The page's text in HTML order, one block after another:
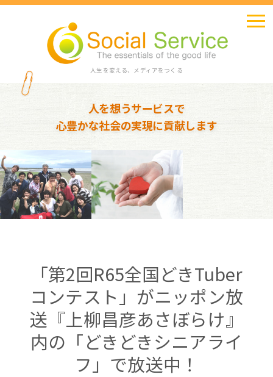
人生を変える、メディアをつくる
人を想うサービスで
心豊かな社会の実現に貢献します
「第2回R65全国どきTuber
コンテスト」がニッポン放
送『上柳昌彦あさぼらけ』
内の「どきどきシニアライ
フ」で放送中！